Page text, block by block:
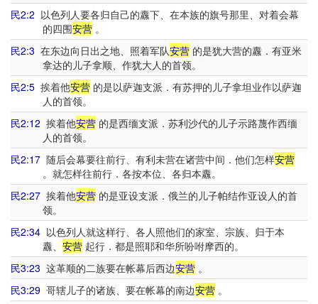
民2:2 以色列人要各归自己的纛下、在本族的旗号那里、对着会幕
的四围安营。
民2:3 在东边向日出之地、照着军队安营 的是犹大营的纛．有亚米
拿达的儿子拿顺、作犹大人的首领。
民2:5 挨着他安营 的是以萨迦支派．有苏押的儿子拿坦业作以萨迦
人的首领。
民2:12 挨着他安营 的是西缅支派．苏利沙代的儿子示路蔑作西缅
人的首领。
民2:17 随后会幕要往前行、有利未营在诸营中间．他们怎样安营
。就怎样往前行．各按本位、各归本纛。
民2:27 挨着他安营 的是亚设支派．俄兰的儿子帕结作亚设人的首
领。
民2:34 以色列人就这样行、各人照他们的家室、宗族、归于本
纛、 安营起行．都是照耶和华所吩咐摩西的。
民3:23 这革顺的二族要在帐幕后西边安营 。
民3:29 哥辖儿子的诸族、要在帐幕的南边安营 。